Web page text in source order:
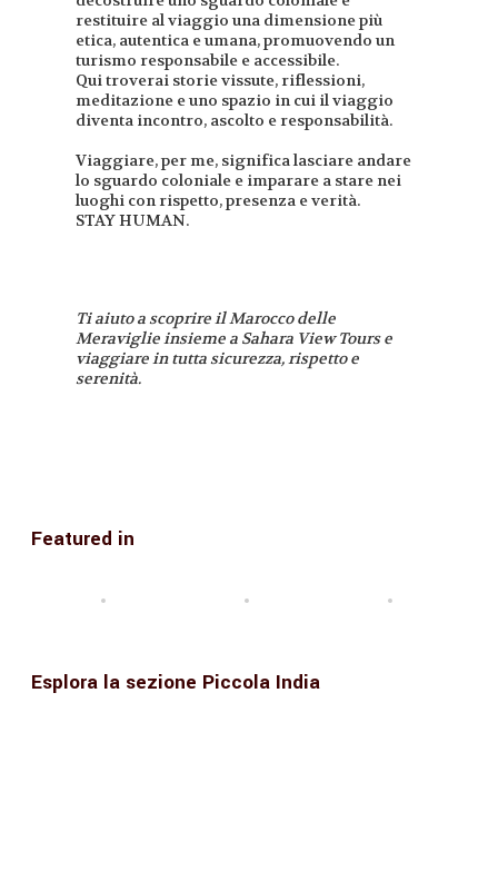
restituire al viaggio una dimensione più
etica, autentica e umana, promuovendo un
turismo responsabile e accessibile.
Qui troverai storie vissute, riflessioni,
meditazione e uno spazio in cui il viaggio
diventa incontro, ascolto e responsabilità.
Viaggiare, per me, significa lasciare andare
lo sguardo coloniale e imparare a stare nei
luoghi con rispetto, presenza e verità.
STAY HUMAN.
Ti aiuto a scoprire il Marocco delle
Meraviglie insieme a Sahara View Tours e
viaggiare in tutta sicurezza, rispetto e
serenità.
Featured in
Esplora la sezione Piccola India